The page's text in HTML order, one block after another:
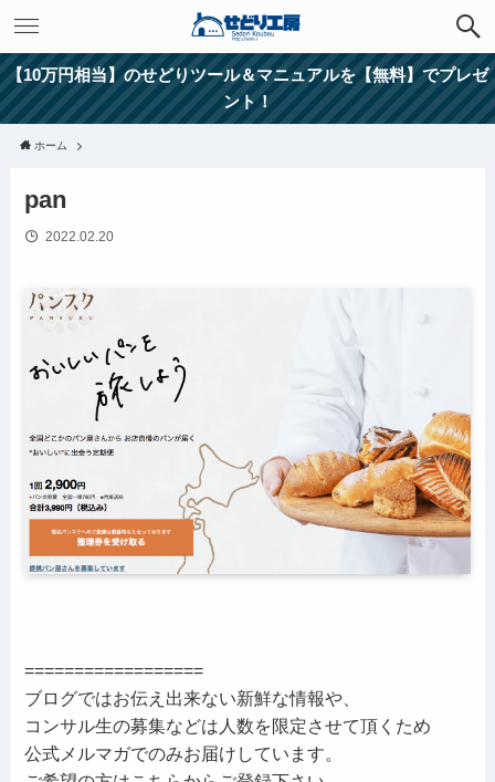
【10万円相当】のせどりツール＆マニュアルを【無料】でプレゼ
ント！
ホーム
pan
2022.02.20
==================
ブログではお伝え出来ない新鮮な情報や、
コンサル生の募集などは人数を限定させて頂くため
公式メルマガでのみお届けしています。